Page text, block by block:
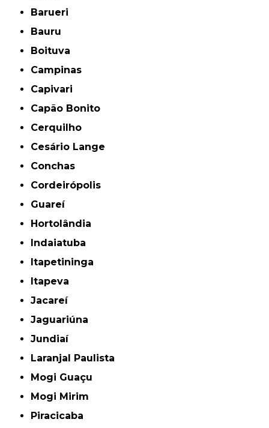
Barueri
Bauru
Boituva
Campinas
Capivari
Capão Bonito
Cerquilho
Cesário Lange
Conchas
Cordeirópolis
Guareí
Hortolândia
Indaiatuba
Itapetininga
Itapeva
Jacareí
Jaguariúna
Jundiaí
Laranjal Paulista
Mogi Guaçu
Mogi Mirim
Piracicaba